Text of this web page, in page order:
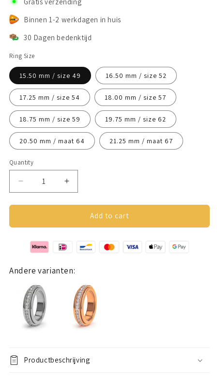
Binnen 1-2 werkdagen in huis
30 Dagen bedenktijd
Ring Size
15.50 mm / size 49 16.50 mm / size 52
17.25 mm / size 54 18.00 mm / size 57
18.75 mm / size 59 19.75 mm / size 62
20.50 mm / maat 64 21.25 mm / maat 67
Quantity
Decrease
quantity
for
ring
gold
Increase
quantity
for
Anxiety
ring
gold
Add to cart
Andere varianten:
Productbeschrijving